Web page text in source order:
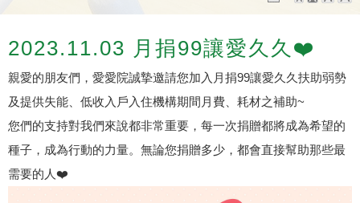
2023.11.03 月捐99讓愛久久❤️
親愛的朋友們，愛愛院誠摯邀請您加入月捐99讓愛久久扶助弱勢
及提供失能、低收入戶入住機構期間月費、耗材之補助~
您們的支持對我們來說都非常重要，每一次捐贈都將成為希望的
種子，成為行動的力量。無論您捐贈多少，都會直接幫助那些最
需要的人❤️